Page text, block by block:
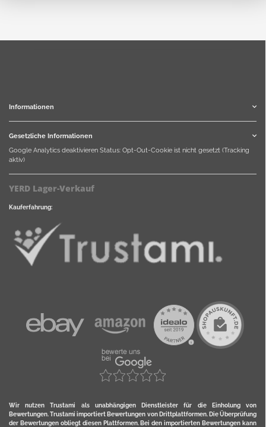
Informationen
Gesetzliche Informationen
Google Analytics deaktivieren Status: Opt-Out-Cookie ist nicht gesetzt (Tracking
aktiv)
YERD Lager-Verkauf
Kauferfahrung:
Wir nutzen Trustami als unabhängigen Dienstleister für die Einholung von
Bewertungen. Trustami importiert Bewertungen von Drittplattformen. Die Überprüfung
der Bewertungen obliegt diesen Plattformen. Bei den importierten Bewertungen kann